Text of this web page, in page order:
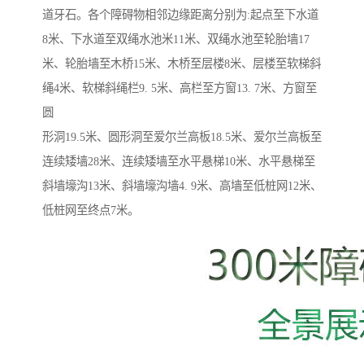
道牙石。各个障碍物相邻边缘距离分别为:起点至下水道
8米、下水道至双绳水池米11米、双绳水池至轮胎墙17
米、轮胎墙至木桥15米、木桥至层楼8米、层楼至软梯斜
绳4米、软梯斜绳栏9. 5米、高栏至方窗13. 7米、方窗至
圆
形洞19.5米、圆形洞至爱尔兰高板18.5米、爱尔兰高板至
连续矮墙28米、连续矮墙至水平悬梯10米、水平悬梯至
斜墙壕沟13米、斜墙壕沟墙4. 9米、高墙至低桩网12米、
低桩网至终点7米。